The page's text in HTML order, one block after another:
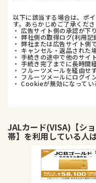
以下に該当する場合は、ポ
す。あらかじめご了承くださ
・ 広告サイト側の承認が下
・ 弊社側の取得ログ(利用
・ 弊社または広告サイト側
・ キャンセル・返品された
・ 手続きの途中で他のサイ
・ 手続き完了までに長時間
・ フルーツメールを経由せ
・ フルーツメールにログイ
・ Cookieが無効になってい
JALカード(VISA)【シ
帯】 を利用している人